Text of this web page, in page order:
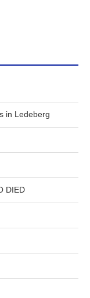
in Ledeberg
DIED